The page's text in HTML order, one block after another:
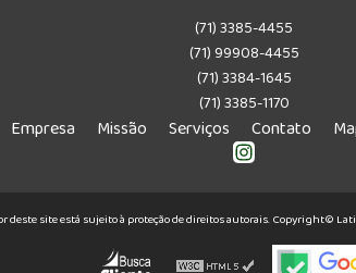
(71) 3385-4455
(71) 99908-4455
(71) 3384-1645
(71) 3385-1170
Empresa Missão Serviços Contato
deste site está sujeito à proteção de direitos autorais. Copyright©